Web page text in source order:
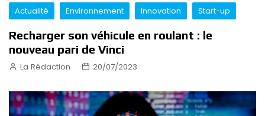
Actualité Environnement Innovation Start-up
Recharger son véhicule en roulant : le
nouveau pari de Vinci
La Rédaction 20/07/2023